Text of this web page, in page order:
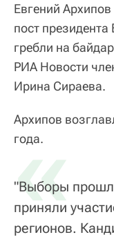
Евгений
пост
гребли на
РИА Новости
Ирина Сираева.
Архипов
года.
«
"Выборы
приняли
регионов.